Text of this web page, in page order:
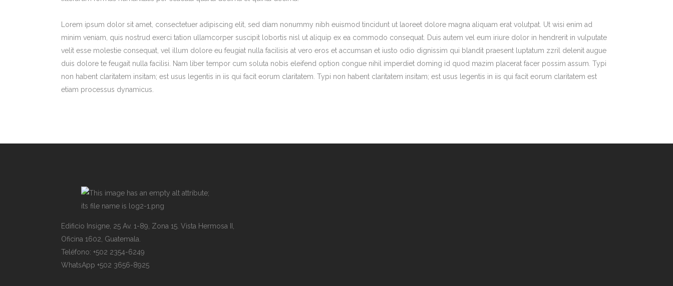
Lorem ipsum dolor sit amet, consectetuer adipiscing elit, sed diam nonummy nibh euismod tincidunt ut laoreet dolore magna aliquam erat volutpat. Ut wisi enim ad
minim veniam, quis nostrud exerci tation ullamcorper suscipit lobortis nisl ut aliquip ex ea commodo consequat. Duis autem vel eum iriure dolor in hendrerit in vulputate
velit esse molestie consequat, vel illum dolore eu feugiat nulla facilisis at vero eros et accumsan et iusto odio dignissim qui blandit praesent luptatum zzril delenit augue
duis dolore te feugait nulla facilisi. Nam liber tempor cum soluta nobis eleifend option congue nihil imperdiet doming id quod mazim placerat facer possim assum. Typi
non habent claritatem insitam; est usus legentis in iis qui facit eorum claritatem. Typi non habent claritatem insitam; est usus legentis in iis qui facit eorum claritatem est
etiam processus dynamicus.
Edificio Insigne, 25 Av. 1-89, Zona 15. Vista Hermosa II,
Oficina 1602, Guatemala.
Teléfono: +502 2354-6249
WhatsApp +502 3656-8925